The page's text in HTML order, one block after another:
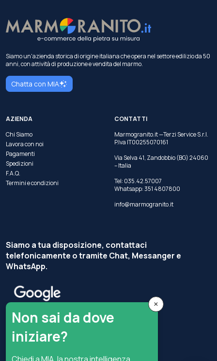
Siamo un'azienda storica di origine italiana che opera nel settore edilizio da 50
anni, con attività di produzione e vendita del marmo.
Chatta con MIA
AZIENDA
Chi Siamo
Lavora con noi
Pagamenti
Spedizioni
F.A.Q.
Termini e condizioni
CONTATTI
Marmogranito.it —Terzi Service S.r.l.
P.Iva IT00255070161
Via Selva 41, Zandobbio (BG) 24060
– Italia
Tel: 035.42.57007
Whatsapp:351 4807800
info@marmogranito.it
Siamo a tua disposizione, contattaci
telefonicamente o tramite Chat, Messanger e
WhatsApp.
×
Non sai da dove
iniziare?